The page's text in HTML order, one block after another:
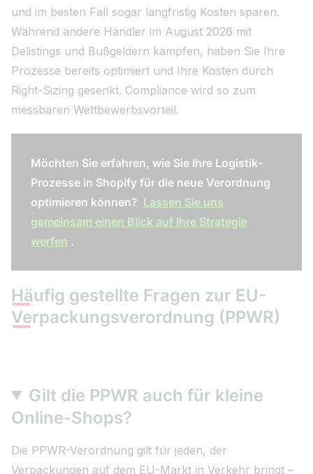
und im besten Fall sogar langfristig Kosten sparen.
Während andere Händler im August 2026 mit
Delistings und Bußgeldern kämpfen, haben Sie Ihre
Prozesse bereits optimiert und Ihre Kosten durch
Right-Sizing gesenkt. Compliance wird so zum
messbaren Wettbewerbsvorteil.
Möchten Sie erfahren, wie Sie Ihre Logistik-
Prozesse in Shopify für die neue Verordnung
optimieren können? Lassen Sie uns
gemeinsam einen Blick auf Ihre Strategie
werfen .
Häufig gestellte Fragen zur EU-
Verpackungsverordnung (PPWR)
Gilt die PPWR auch für kleine
Online-Shops?
Die PPWR-Verordnung gilt für jeden, der
Verpackungen auf dem EU-Markt in Verkehr bringt –